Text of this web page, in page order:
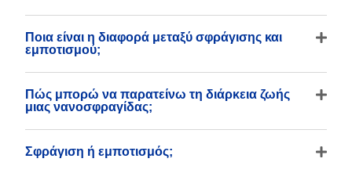
Ποια είναι η διαφορά μεταξύ σφράγισης και
εμποτισμού;
Πώς μπορώ να παρατείνω τη διάρκεια ζωής
μιας νανοσφραγίδας;
Σφράγιση ή εμποτισμός;